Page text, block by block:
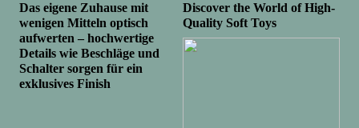
Das eigene Zuhause mit
wenigen Mitteln optisch
aufwerten – hochwertige
Details wie Beschläge und
Schalter sorgen für ein
exklusives Finish
Discover the World of High-
Quality Soft Toys